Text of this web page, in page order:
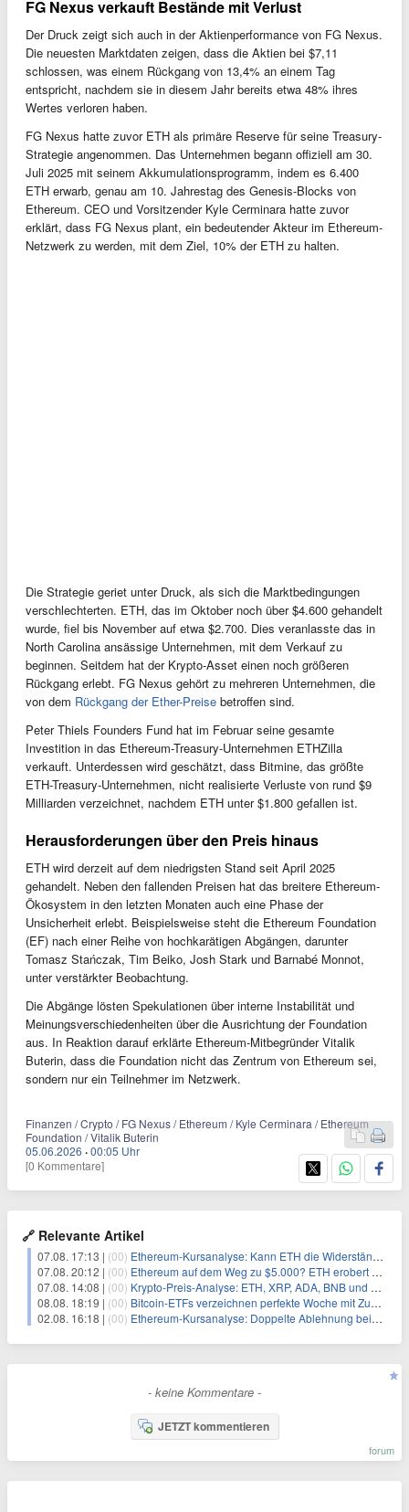
FG Nexus verkauft Bestände mit Verlust
Der Druck zeigt sich auch in der Aktienperformance von FG Nexus.
Die neuesten Marktdaten zeigen, dass die Aktien bei $7,11
schlossen, was einem Rückgang von 13,4% an einem Tag
entspricht, nachdem sie in diesem Jahr bereits etwa 48% ihres
Wertes verloren haben.
FG Nexus hatte zuvor ETH als primäre Reserve für seine Treasury-
Strategie angenommen. Das Unternehmen begann offiziell am 30.
Juli 2025 mit seinem Akkumulationsprogramm, indem es 6.400
ETH erwarb, genau am 10. Jahrestag des Genesis-Blocks von
Ethereum. CEO und Vorsitzender Kyle Cerminara hatte zuvor
erklärt, dass FG Nexus plant, ein bedeutender Akteur im Ethereum-
Netzwerk zu werden, mit dem Ziel, 10% der ETH zu halten.
Die Strategie geriet unter Druck, als sich die Marktbedingungen
verschlechterten. ETH, das im Oktober noch über $4.600 gehandelt
wurde, fiel bis November auf etwa $2.700. Dies veranlasste das in
North Carolina ansässige Unternehmen, mit dem Verkauf zu
beginnen. Seitdem hat der Krypto-Asset einen noch größeren
Rückgang erlebt. FG Nexus gehört zu mehreren Unternehmen, die
von dem Rückgang der Ether-Preise betroffen sind.
Peter Thiels Founders Fund hat im Februar seine gesamte
Investition in das Ethereum-Treasury-Unternehmen ETHZilla
verkauft. Unterdessen wird geschätzt, dass Bitmine, das größte
ETH-Treasury-Unternehmen, nicht realisierte Verluste von rund $9
Milliarden verzeichnet, nachdem ETH unter $1.800 gefallen ist.
Herausforderungen über den Preis hinaus
ETH wird derzeit auf dem niedrigsten Stand seit April 2025
gehandelt. Neben den fallenden Preisen hat das breitere Ethereum-
Ökosystem in den letzten Monaten auch eine Phase der
Unsicherheit erlebt. Beispielsweise steht die Ethereum Foundation
(EF) nach einer Reihe von hochkarätigen Abgängen, darunter
Tomasz Stańczak, Tim Beiko, Josh Stark und Barnabé Monnot,
unter verstärkter Beobachtung.
Die Abgänge lösten Spekulationen über interne Instabilität und
Meinungsverschiedenheiten über die Ausrichtung der Foundation
aus. In Reaktion darauf erklärte Ethereum-Mitbegründer Vitalik
Buterin, dass die Foundation nicht das Zentrum von Ethereum sei,
sondern nur ein Teilnehmer im Netzwerk.
Finanzen / Crypto / FG Nexus / Ethereum / Kyle Cerminara / Ethereum
Foundation / Vitalik Buterin
05.06.2026 ·00:05 Uhr
[0 Kommentare]
🔗 Relevante Artikel
07.08. 17:13 | (00) Ethereum-Kursanalyse: Kann ETH die Widerstände der gleitenden Durchschnitte überwinden?
07.08. 20:12 | (00) Ethereum auf dem Weg zu $5.000? ETH erobert wichtige Marke zurück, während Institutionen weiter akkumulieren
07.08. 14:08 | (00) Krypto-Preis-Analyse: ETH, XRP, ADA, BNB und HYPE
08.08. 18:19 | (00) Bitcoin-ETFs verzeichnen perfekte Woche mit Zuflüssen auf 3-Monats-Hoch
02.08. 16:18 | (00) Ethereum-Kursanalyse: Doppelte Ablehnung bei $2.000 deutet auf weitere Probleme hin
- keine Kommentare -
JETZT kommentieren
forum